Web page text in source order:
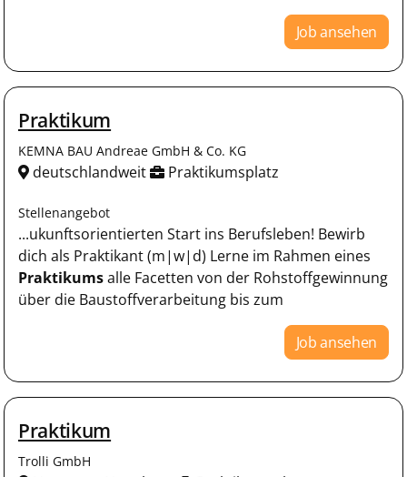
Job ansehen
Praktikum
KEMNA BAU Andreae GmbH & Co. KG
deutschlandweit Praktikumsplatz
Stellenangebot
...ukunftsorientierten Start ins Berufsleben! Bewirb
dich als Praktikant (m|w|d) Lerne im Rahmen eines
Praktikumsalle Facetten von der Rohstoffgewinnung
über die Baustoffverarbeitung bis zum
Job ansehen
Praktikum
Trolli GmbH